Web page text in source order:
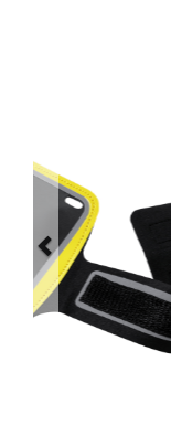
Navidad 🎄 Invierno
Tecnología